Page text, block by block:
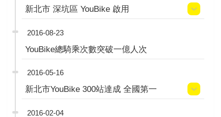
新北市 深坑區 YouBike 啟用
2016-08-23
YouBike總騎乘次數突破一億人次
2016-05-16
新北市YouBike 300站達成 全國第一
2016-02-04